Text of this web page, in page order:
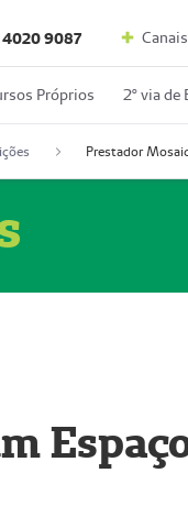
4020 9087
Próprios 2º via de